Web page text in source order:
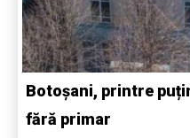
Botoșani, printre
fără primar